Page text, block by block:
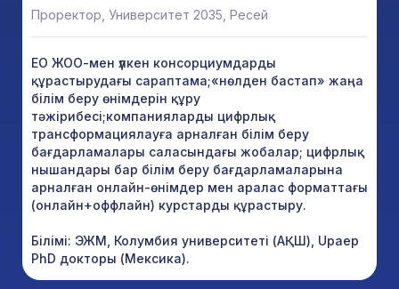
Проректор, Университет 2035, Ресей
ЕО ЖОО-мен үлкен консорциумдарды
құрастырудағы сараптама;«нөлден бастап» жаңа
білім беру өнімдерін құру
тәжірибесі;компанияларды цифрлық
трансформациялауға арналған білім беру
бағдарламалары саласындағы жобалар; цифрлық
нышандары бар білім беру бағдарламаларына
арналған онлайн-өнімдер мен аралас форматтағы
(онлайн+оффлайн) курстарды құрастыру.
Білімі: ЭЖМ, Колумбия университеті (АҚШ), Upaep
PhD докторы (Мексика).